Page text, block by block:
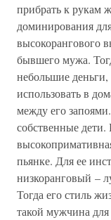
прибрать к рукам
доминирования
высокорангового
бывшего мужа.
небольшие деньги,
использовать в
между его
собственные дети.
пьянке. Для ее
низкоранговый –
Тогда его стиль
такой мужчина